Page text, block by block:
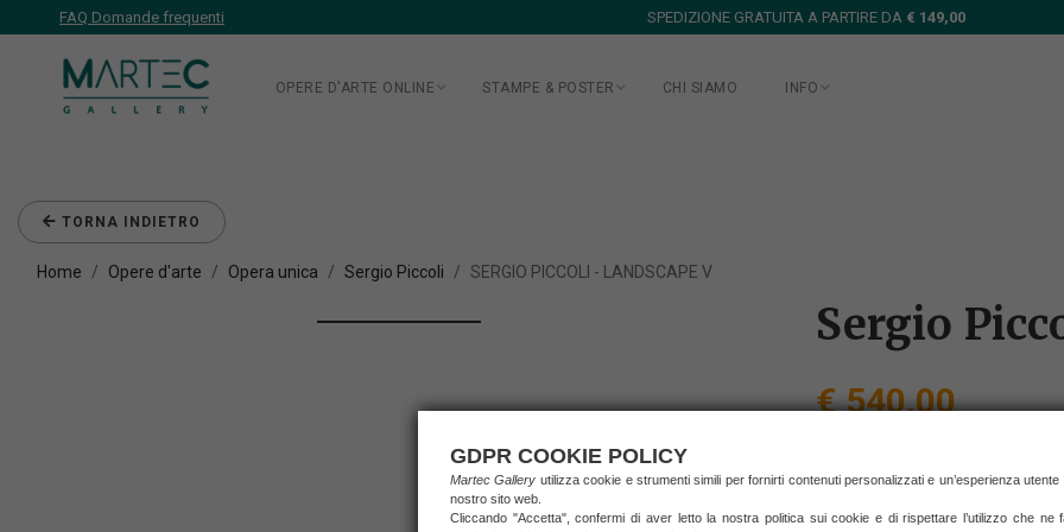
FAQ Domande frequenti SPEDIZIONE GRATUITA A PARTIRE DA € 149,00
OPERE D'ARTE ONLINE STAMPE & POSTER CHI SIAMO INFO
TORNA INDIETRO
Home Opere d'arte Opera unica Sergio Piccoli SERGIO PICCOLI - LANDSCAPE V
Sergio
€ 540,00
AGGIUNGI AL
GDPR COOKIE POLICY
Martec Gallery utilizza cookie e strumenti simili per fornirti contenuti personalizzati e un’esperienza utente
nostro sito web.
Cliccando "Accetta", confermi di aver letto la nostra politica sui cookie e di rispettare l’utilizzo che ne